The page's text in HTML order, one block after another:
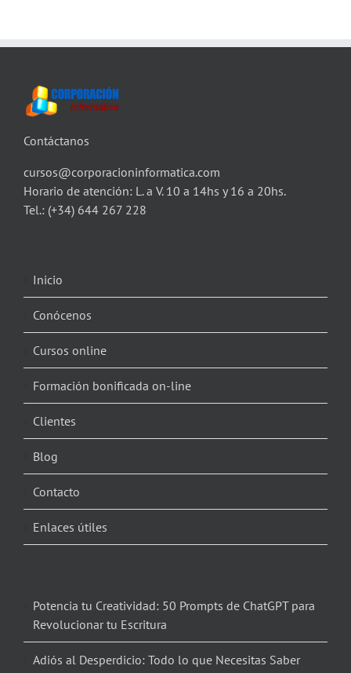
Contáctanos
cursos@corporacioninformatica.com
Horario de atención: L. a V. 10 a 14hs y 16 a 20hs.
Tel.: (+34) 644 267 228
Inicio
Conócenos
Cursos online
Formación bonificada on-line
Clientes
Blog
Contacto
Enlaces útiles
Potencia tu Creatividad: 50 Prompts de ChatGPT para
Revolucionar tu Escritura
Adiós al Desperdicio: Todo lo que Necesitas Saber